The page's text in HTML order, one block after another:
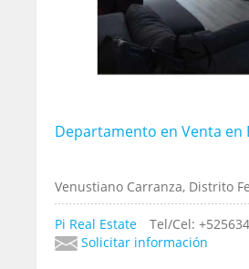
Departamento en Venta en
Venustiano Carranza, Distrito
Pi Real Estate
Tel/Cel:
Solicitar información